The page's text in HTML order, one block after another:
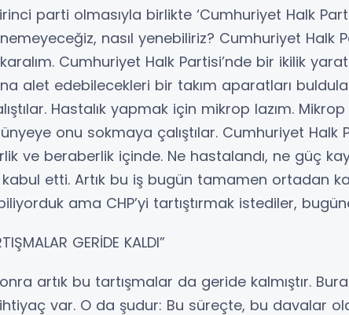
parti olmasıyla birlikte ‘Cumhuriyet Halk
nasıl yenebiliriz? Cumhuriyet Halk
Cumhuriyet Halk Partisi’nde bir ikilik
alet edebilecekleri bir takım aparatları
Hastalık yapmak için mikrop lazım.
onu sokmaya çalıştılar. Cumhuriyet Halk
ve beraberlik içinde. Ne hastalandı, ne güç
kabul etti. Artık bu iş bugün tamamen ortadan
ama CHP’yi tartıştırmak istediler,
GERİDE KALDI”
artık bu tartışmalar da geride kalmıştır.
var. O da şudur: Bu süreçte, bu davalar